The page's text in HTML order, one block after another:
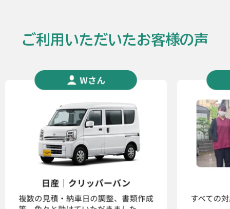
ご利用いただいたお客様の声